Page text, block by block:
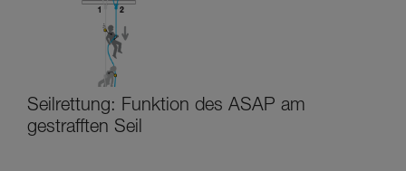
Seilrettung: Funktion des ASAP am
gestrafften Seil